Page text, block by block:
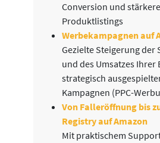
Conversion und stärkere
Produktlistings
Werbekampagnen auf
Gezielte Steigerung der
und des Umsatzes Ihrer
strategisch
Kampagnen (PPC-
Von Falleröffnung bis
Registry auf Amazon
Mit praktischem